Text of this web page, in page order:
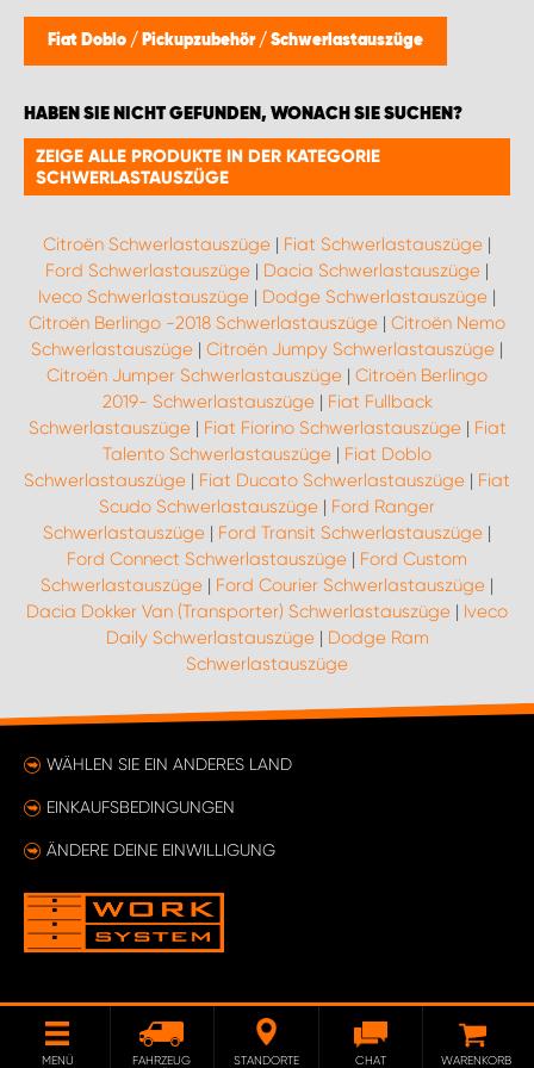
Fiat Doblo / Pickupzubehör / Schwerlastauszüge
HABEN SIE NICHT GEFUNDEN, WONACH SIE SUCHEN?
ZEIGE ALLE PRODUKTE IN DER KATEGORIE
SCHWERLASTAUSZÜGE
Citroën Schwerlastauszüge | Fiat Schwerlastauszüge |
Ford Schwerlastauszüge | Dacia Schwerlastauszüge |
Iveco Schwerlastauszüge | Dodge Schwerlastauszüge |
Citroën Berlingo -2018 Schwerlastauszüge | Citroën Nemo
Schwerlastauszüge | Citroën Jumpy Schwerlastauszüge |
Citroën Jumper Schwerlastauszüge | Citroën Berlingo
2019- Schwerlastauszüge| Fiat Fullback
Schwerlastauszüge| Fiat Fiorino Schwerlastauszüge| Fiat
Talento Schwerlastauszüge | Fiat Doblo
Schwerlastauszüge | Fiat Ducato Schwerlastauszüge | Fiat
Scudo Schwerlastauszüge | Ford Ranger
Schwerlastauszüge | Ford Transit Schwerlastauszüge |
Ford Connect Schwerlastauszüge | Ford Custom
Schwerlastauszüge | Ford Courier Schwerlastauszüge |
Dacia Dokker Van (Transporter) Schwerlastauszüge | Iveco
Daily Schwerlastauszüge| Dodge Ram
Schwerlastauszüge
WÄHLEN SIE EIN ANDERES LAND
EINKAUFSBEDINGUNGEN
ÄNDERE DEINE EINWILLIGUNG
MENÜ
FAHRZEUG
STANDORTE CHAT WARENKORB